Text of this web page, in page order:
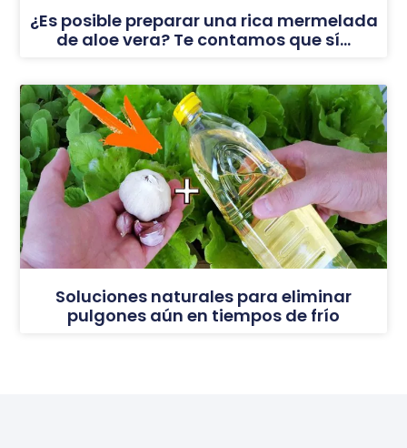
¿Es posible preparar una rica mermelada
de aloe vera? Te contamos que sí…
Soluciones naturales para eliminar
pulgones aún en tiempos de frío